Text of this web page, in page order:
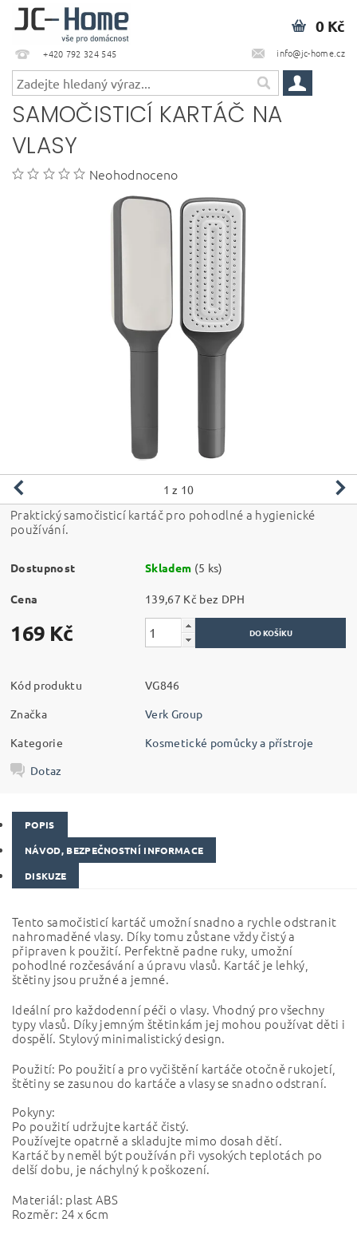
+420 792 324 545 info@jc-home.cz
0 Kč
SAMOČISTICÍ KARTÁČ NA
VLASY
Neohodnoceno
1 z 10
Praktický samočisticí kartáč pro pohodlné a hygienické
používání.
Dostupnost Skladem (5 ks)
Cena 139,67 Kč bez DPH
169 Kč
Kód produktu
VG846
Značka
Verk Group
Kategorie
Kosmetické pomůcky a přístroje
Dotaz
POPIS
NÁVOD, BEZPEČNOSTNÍ INFORMACE
DISKUZE
Tento samočisticí kartáč umožní snadno a rychle odstranit
nahromaděné vlasy. Díky tomu zůstane vždy čistý a
připraven k použití. Perfektně padne ruky, umožní
pohodlné rozčesávání a úpravu vlasů. Kartáč je lehký,
štětiny jsou pružné a jemné.
Ideální pro každodenní péči o vlasy. Vhodný pro všechny
typy vlasů. Díky jemným štětinkám jej mohou používat děti i
dospělí. Stylový minimalistický design.
Použití: Po použití a pro vyčištění kartáče otočně rukojetí,
štětiny se zasunou do kartáče a vlasy se snadno odstraní.
Pokyny:
Po použití udržujte kartáč čistý.
Používejte opatrně a skladujte mimo dosah dětí.
Kartáč by neměl být používán při vysokých teplotách po
delší dobu, je náchylný k poškození.
Materiál: plast ABS
Rozměr: 24 x 6cm